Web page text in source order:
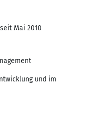
Mai 2010
und im